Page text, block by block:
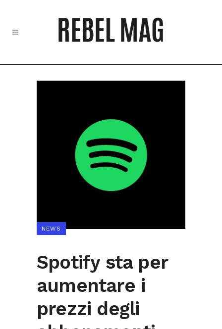
NEWS
Spotify sta per
aumentare i
prezzi degli